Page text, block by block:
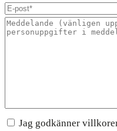
Jag godkänner